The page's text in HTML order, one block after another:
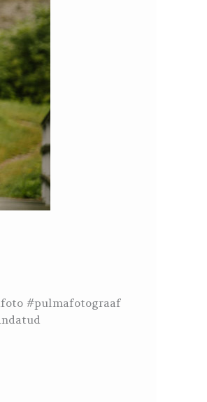
#pulmafotograaf